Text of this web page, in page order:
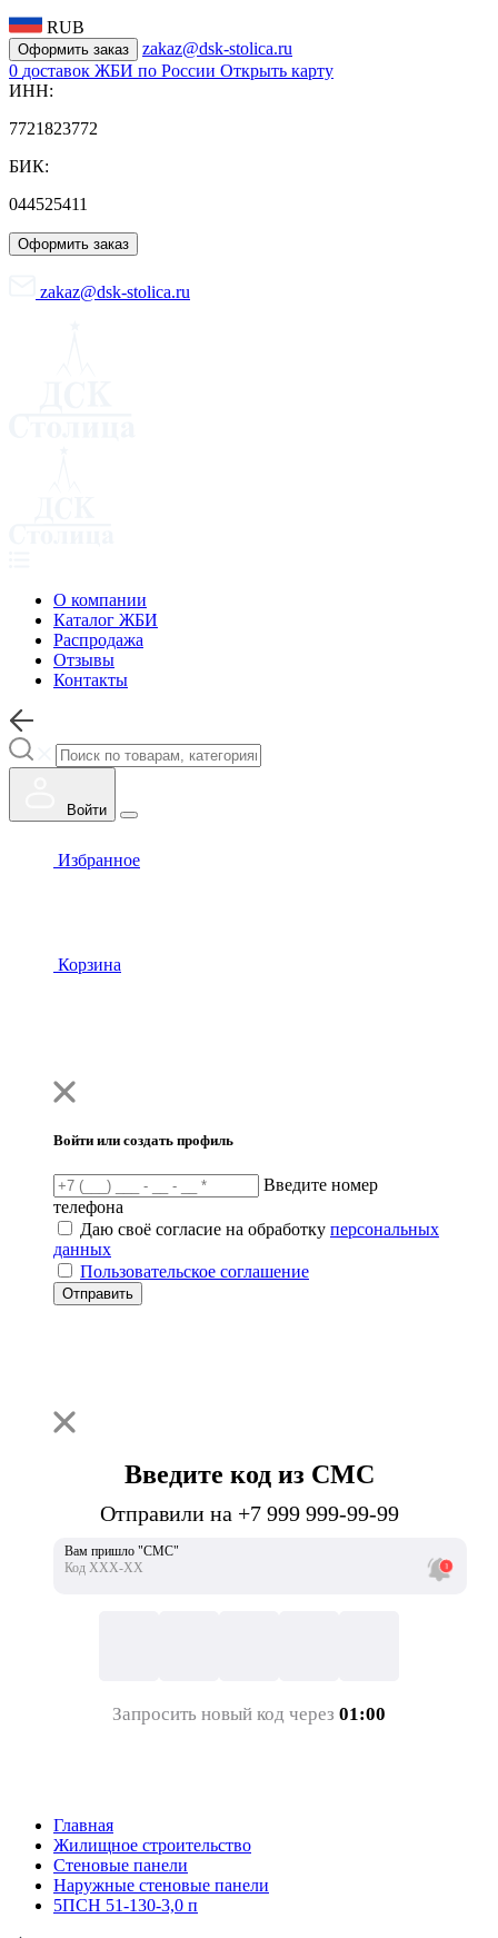
RUB
Оформить заказ
zakaz@dsk-stolica.ru
0 доставок ЖБИ по России Открыть карту
ИНН:
7721823772
БИК:
044525411
Оформить заказ
zakaz@dsk-stolica.ru
О компании
Каталог ЖБИ
Распродажа
Отзывы
Контакты
Войти
Избранное
Корзина
Войти или создать профиль
Введите номер
телефона
Даю своё согласие на обработку персональных
данных
Пользовательское соглашение
Отправить
Введите код из СМС
Отправили на +7 999 999-99-99
Вам пришло "СМС"
Код ХХХ-ХХ
Запросить новый код через 01:00
Главная
Жилищное строительство
Стеновые панели
Наружные стеновые панели
5ПСН 51-130-3,0 п